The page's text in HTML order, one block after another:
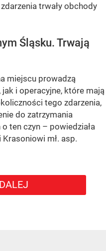
trwały obchody
Śląsku. Trwają
miejscu prowadzą
i operacyjne, które mają
tego zdarzenia,
do zatrzymania
ten czyn – powiedziała
mł. asp.